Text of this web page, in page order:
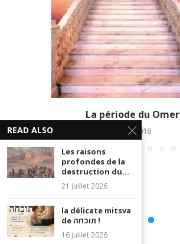
La période du Omer
2 mai 2018
READ ALSO
Les raisons
profondes de la
destruction du...
21 juillet 2026
la délicate mitsva
de תוכחה !
16 juillet 2026